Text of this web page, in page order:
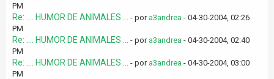
PM
Re: .... HUMOR DE ANIMALES ... - por a3andrea - 04-30-2004, 02:26
PM
Re: .... HUMOR DE ANIMALES ... - por a3andrea - 04-30-2004, 02:40
PM
Re: .... HUMOR DE ANIMALES ... - por a3andrea - 04-30-2004, 03:00
PM